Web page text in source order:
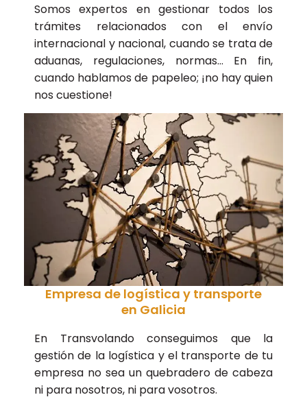
Somos expertos en gestionar todos los
trámites relacionados con el envío
internacional y nacional, cuando se trata de
aduanas, regulaciones, normas… En fin,
cuando hablamos de papeleo; ¡no hay quien
nos cuestione!
Empresa de logística y transporte
en Galicia
En Transvolando conseguimos que la
gestión de la logística y el transporte de tu
empresa no sea un quebradero de cabeza
ni para nosotros, ni para vosotros.